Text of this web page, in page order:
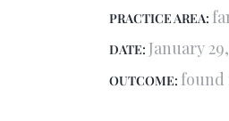
PRACTICE AREA:
DATE: January
OUTCOME: